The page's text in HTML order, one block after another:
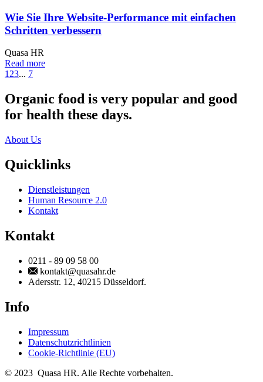
Wie Sie Ihre Website-Performance mit einfachen
Schritten verbessern
Quasa HR
Read more
123... 7
Organic food is very popular and good
for health these days.
About Us
Quicklinks
Dienstleistungen
Human Resource 2.0
Kontakt
Kontakt
0211 - 89 09 58 00
kontakt@quasahr.de
Adersstr. 12, 40215 Düsseldorf.
Info
Impressum
Datenschutzrichtlinien
Cookie-Richtlinie (EU)
© 2023 Quasa HR. Alle Rechte vorbehalten.